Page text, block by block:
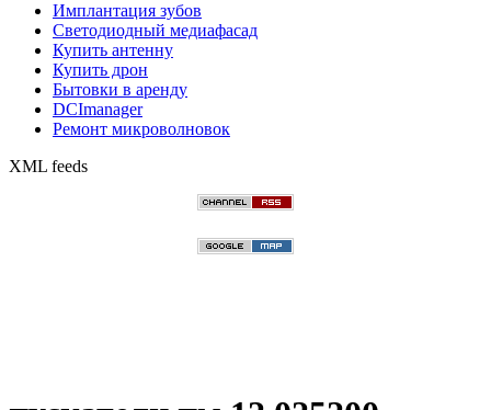
Имплантация зубов
Светодиодный медиафасад
Купить антенну
Купить дрон
Бытовки в аренду
DCImanager
Ремонт микроволновок
XML feeds